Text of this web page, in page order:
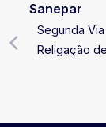
Sanepar
Segunda
Religação